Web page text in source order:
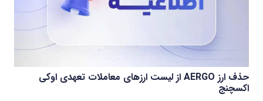
حذف ارز AERGO از لیست ارزهای معاملات تعهدی اوکی
اکسچنج